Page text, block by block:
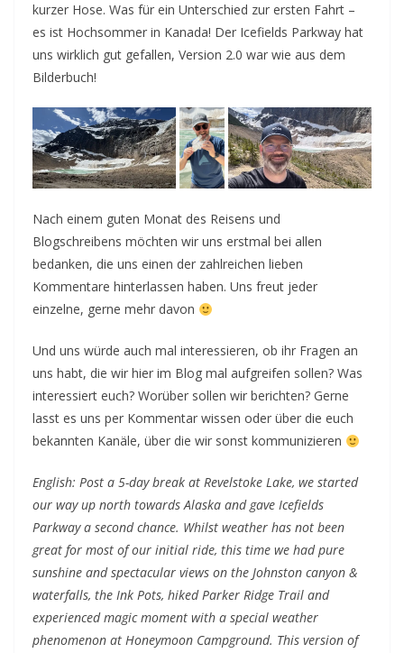
kurzer Hose. Was für ein Unterschied zur ersten Fahrt –
es ist Hochsommer in Kanada! Der Icefields Parkway hat
uns wirklich gut gefallen, Version 2.0 war wie aus dem
Bilderbuch!
Nach einem guten Monat des Reisens und
Blogschreibens möchten wir uns erstmal bei allen
bedanken, die uns einen der zahlreichen lieben
Kommentare hinterlassen haben. Uns freut jeder
einzelne, gerne mehr davon
Und uns würde auch mal interessieren, ob ihr Fragen an
uns habt, die wir hier im Blog mal aufgreifen sollen? Was
interessiert euch? Worüber sollen wir berichten? Gerne
lasst es uns per Kommentar wissen oder über die euch
bekannten Kanäle, über die wir sonst kommunizieren
English: Post a 5-day break at Revelstoke Lake, we started
our way up north towards Alaska and gave Icefields
Parkway a second chance. Whilst weather has not been
great for most of our initial ride, this time we had pure
sunshine and spectacular views on the Johnston canyon &
waterfalls, the Ink Pots, hiked Parker Ridge Trail and
experienced magic moment with a special weather
phenomenon at Honeymoon Campground. This version of